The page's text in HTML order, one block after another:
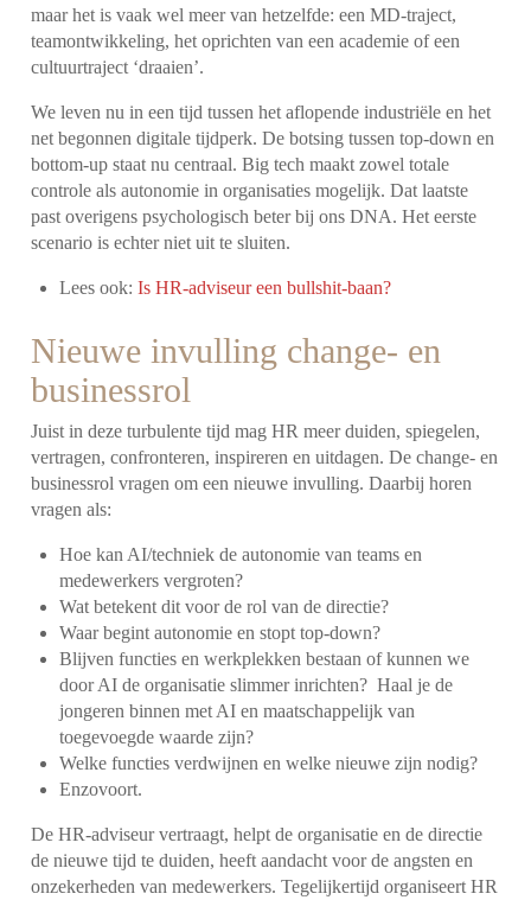
maar het is vaak wel meer van hetzelfde: een MD-traject,
teamontwikkeling, het oprichten van een academie of een
cultuurtraject ‘draaien’.
We leven nu in een tijd tussen het aflopende industriële en het
net begonnen digitale tijdperk. De botsing tussen top-down en
bottom-up staat nu centraal. Big tech maakt zowel totale
controle als autonomie in organisaties mogelijk. Dat laatste
past overigens psychologisch beter bij ons DNA. Het eerste
scenario is echter niet uit te sluiten.
Lees ook:Is HR-adviseur een bullshit-baan?
Nieuwe invulling change- en
businessrol
Juist in deze turbulente tijd mag HR meer duiden, spiegelen,
vertragen, confronteren, inspireren en uitdagen. De change- en
businessrol vragen om een nieuwe invulling. Daarbij horen
vragen als:
Hoe kan AI/techniek de autonomie van teams en
medewerkers vergroten?
Wat betekent dit voor de rol van de directie?
Waar begint autonomie en stopt top-down?
Blijven functies en werkplekken bestaan of kunnen we
door AI de organisatie slimmer inrichten? Haal je de
jongeren binnen met AI en maatschappelijk van
toegevoegde waarde zijn?
Welke functies verdwijnen en welke nieuwe zijn nodig?
Enzovoort.
De HR-adviseur vertraagt, helpt de organisatie en de directie
de nieuwe tijd te duiden, heeft aandacht voor de angsten en
onzekerheden van medewerkers. Tegelijkertijd organiseert HR